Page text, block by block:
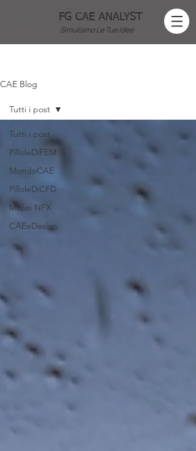
FG CAE ANALYST
Simuliamo Le Tue Idee
CAE Blog
Tutti i post
PilloleDiFEM
MondoCAE
PilloleDiCFD
Midas NFX
CAEeDesign
Tutti i post